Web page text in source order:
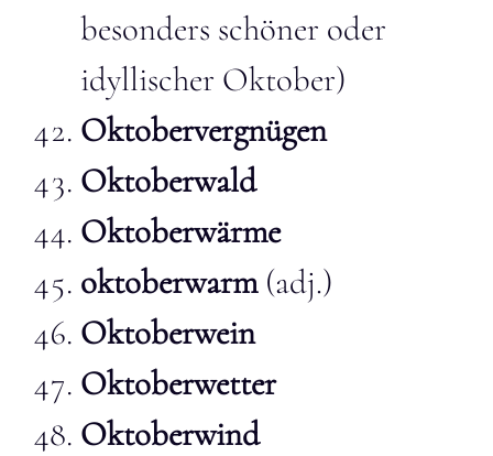
besonders schöner oder
idyllischer Oktober)
Oktobervergnügen
Oktoberwald
Oktoberwärme
oktoberwarm(adj.)
Oktoberwein
Oktoberwetter
Oktoberwind